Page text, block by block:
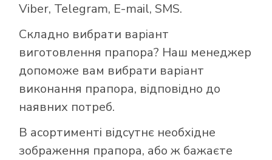
Viber, Telegram, E-mail, SMS.
Складно вибрати варіант
виготовлення прапора? Наш менеджер
допоможе вам вибрати варіант
виконання прапора, відповідно до
наявних потреб.
В асортименті відсутнє необхідне
зображення прапора, або ж бажаєте